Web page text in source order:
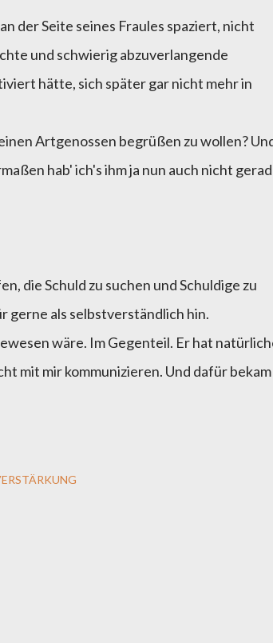
der Seite seines Fraules spaziert, nicht
und schwierig abzuverlangende
hätte, sich später gar nicht mehr in
Artgenossen begrüßen zu wollen?
hab' ich's ihm ja nun auch nicht
die Schuld zu suchen und Schuldige zu
gerne als selbstverständlich hin.
wäre. Im Gegenteil. Er hat
mit mir kommunizieren. Und dafür bekam